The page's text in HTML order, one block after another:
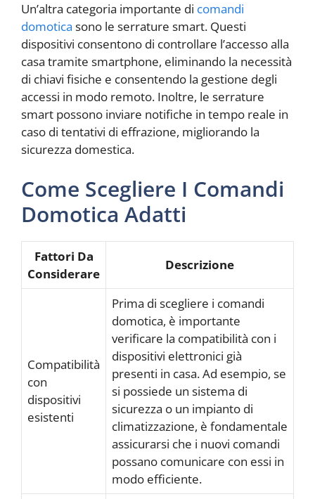
Un’altra categoria importante di comandi
domotica sono le serrature smart. Questi
dispositivi consentono di controllare l’accesso alla
casa tramite smartphone, eliminando la necessità
di chiavi fisiche e consentendo la gestione degli
accessi in modo remoto. Inoltre, le serrature
smart possono inviare notifiche in tempo reale in
caso di tentativi di effrazione, migliorando la
sicurezza domestica.
Come Scegliere I Comandi
Domotica Adatti
Fattori Da
Considerare
Descrizione
Compatibilità
con
dispositivi
esistenti
Prima di scegliere i comandi
domotica, è importante
verificare la compatibilità con i
dispositivi elettronici già
presenti in casa. Ad esempio, se
si possiede un sistema di
sicurezza o un impianto di
climatizzazione, è fondamentale
assicurarsi che i nuovi comandi
possano comunicare con essi in
modo efficiente.